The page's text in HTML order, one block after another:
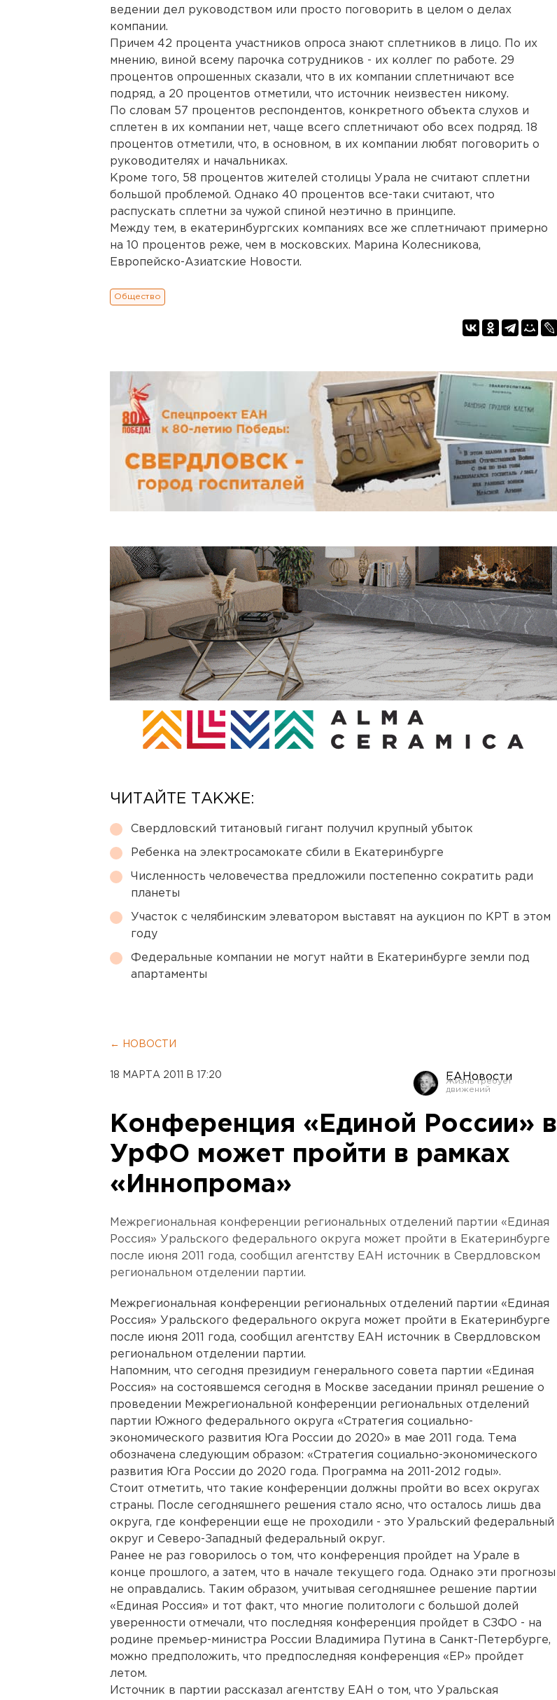
ведении дел руководством или просто поговорить в целом о делах
компании.
Причем 42 процента участников опроса знают сплетников в лицо. По их
мнению, виной всему парочка сотрудников - их коллег по работе. 29
процентов опрошенных сказали, что в их компании сплетничают все
подряд, а 20 процентов отметили, что источник неизвестен никому.
По словам 57 процентов респондентов, конкретного объекта слухов и
сплетен в их компании нет, чаще всего сплетничают обо всех подряд. 18
процентов отметили, что, в основном, в их компании любят поговорить о
руководителях и начальниках.
Кроме того, 58 процентов жителей столицы Урала не считают сплетни
большой проблемой. Однако 40 процентов все-таки считают, что
распускать сплетни за чужой спиной неэтично в принципе.
Между тем, в екатеринбургских компаниях все же сплетничают примерно
на 10 процентов реже, чем в московских. Марина Колесникова,
Европейско-Азиатские Новости.
Общество
ЧИТАЙТЕ ТАКЖЕ:
Свердловский титановый гигант получил крупный убыток
Ребенка на электросамокате сбили в Екатеринбурге
Численность человечества предложили постепенно сократить ради
планеты
Участок с челябинским элеватором выставят на аукцион по КРТ в этом
году
Федеральные компании не могут найти в Екатеринбурге земли под
апартаменты
← НОВОСТИ
18 МАРТА 2011 В 17:20 ЕАНовости
Конференция «Единой России» в
УрФО может пройти в рамках
«Иннопрома»
Межрегиональная конференции региональных отделений партии «Единая
Россия» Уральского федерального округа может пройти в Екатеринбурге
после июня 2011 года, сообщил агентству ЕАН источник в Свердловском
региональном отделении партии.
Межрегиональная конференции региональных отделений партии «Единая
Россия» Уральского федерального округа может пройти в Екатеринбурге
после июня 2011 года, сообщил агентству ЕАН источник в Свердловском
региональном отделении партии.
Напомним, что сегодня президиум генерального совета партии «Единая
Россия» на состоявшемся сегодня в Москве заседании принял решение о
проведении Межрегиональной конференции региональных отделений
партии Южного федерального округа «Стратегия социально-
экономического развития Юга России до 2020» в мае 2011 года. Тема
обозначена следующим образом: «Стратегия социально-экономического
развития Юга России до 2020 года. Программа на 2011-2012 годы».
Стоит отметить, что такие конференции должны пройти во всех округах
страны. После сегодняшнего решения стало ясно, что осталось лишь два
округа, где конференции еще не проходили - это Уральский федеральный
округ и Северо-Западный федеральный округ.
Ранее не раз говорилось о том, что конференция пройдет на Урале в
конце прошлого, а затем, что в начале текущего года. Однако эти прогнозы
не оправдались. Таким образом, учитывая сегодняшнее решение партии
«Единая Россия» и тот факт, что многие политологи с большой долей
уверенности отмечали, что последняя конференция пройдет в СЗФО - на
родине премьер-министра России Владимира Путина в Санкт-Петербурге,
можно предположить, что предпоследняя конференция «ЕР» пройдет
летом.
Источник в партии рассказал агентству ЕАН о том, что Уральская